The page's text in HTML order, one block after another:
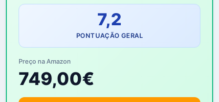
7,2
PONTUAÇÃO GERAL
Preço na Amazon
749,00€